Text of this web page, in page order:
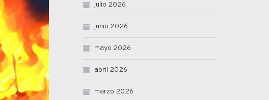
julio 2026
junio 2026
mayo 2026
abril 2026
marzo 2026